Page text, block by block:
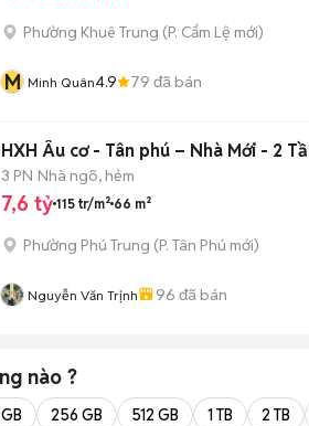
Phường Khuê Trung (P. Cẩm Lệ mới)
M Minh Quân4.9 79 đã bán
HXH Âu cơ - Tân phú – Nhà Mới - 2
3 PN Nhà ngõ, hẻm
7,6 tỷ 115 tr/m² 66 m²
Phường Phú Trung (P. Tân Phú mới)
Nguyễn Văn Trịnh 96 đã bán
nào ?
256 GB 512 GB 1 TB 2 TB